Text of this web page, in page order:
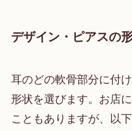
デザイン・ピアスの
耳のどの軟骨部分に付
形状を選びます。お店
こともありますが、以